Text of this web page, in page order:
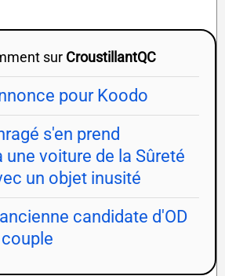
sur CroustillantQC
pour Koodo
s'en prend
voiture de la Sûreté
un objet inusité
candidate d'OD